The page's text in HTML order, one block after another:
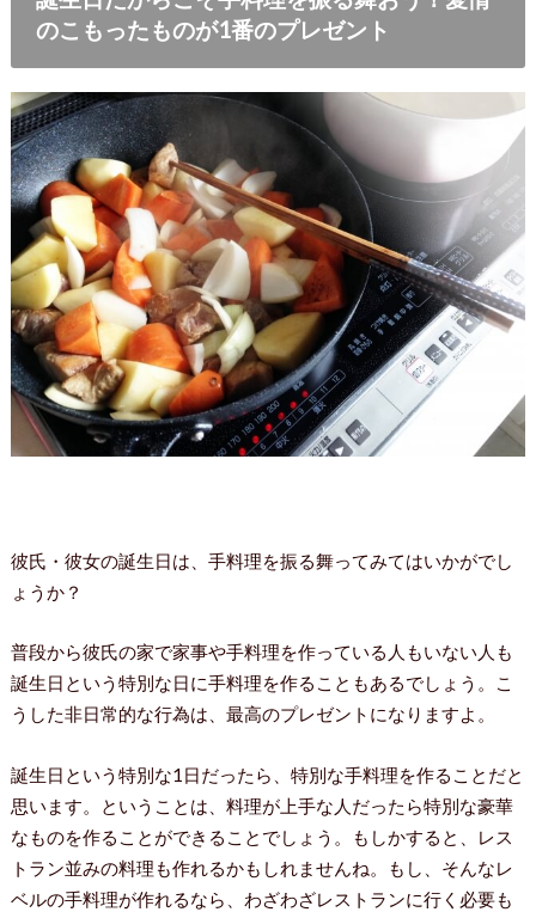
のこもったものが1番のプレゼント
彼氏・彼女の誕生日は、手料理を振る舞ってみてはいかがでし
ょうか？
普段から彼氏の家で家事や手料理を作っている人もいない人も
誕生日という特別な日に手料理を作ることもあるでしょう。こ
うした非日常的な行為は、最高のプレゼントになりますよ。
誕生日という特別な1日だったら、特別な手料理を作ることだと
思います。ということは、料理が上手な人だったら特別な豪華
なものを作ることができることでしょう。もしかすると、レス
トラン並みの料理も作れるかもしれませんね。もし、そんなレ
ベルの手料理が作れるなら、わざわざレストランに行く必要も